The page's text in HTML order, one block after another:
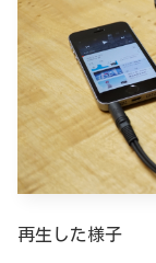
再生した様子